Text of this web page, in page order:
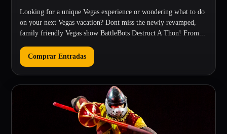
Looking for a unique Vegas experience or wondering what to do
on your next Vegas vacation? Dont miss the newly revamped,
family friendly Vegas show BattleBots Destruct A Thon! From...
Comprar Entradas